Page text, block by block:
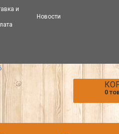
и
Новости
0